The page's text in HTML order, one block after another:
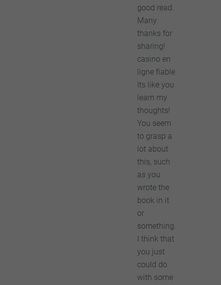
good read.
Many
thanks for
sharing!
casino en
ligne fiable
Its like you
learn my
thoughts!
You seem
to grasp a
lot about
this, such
as you
wrote the
book in it
or
something.
I think that
you just
could do
with some